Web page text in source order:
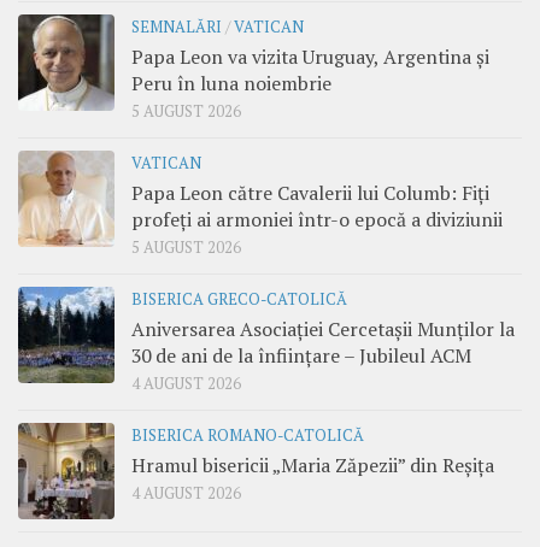
SEMNALĂRI /VATICAN
Papa Leon va vizita Uruguay, Argentina și
Peru în luna noiembrie
5 AUGUST 2026
VATICAN
Papa Leon către Cavalerii lui Columb: Fiți
profeți ai armoniei într-o epocă a diviziunii
5 AUGUST 2026
BISERICA GRECO-CATOLICĂ
Aniversarea Asociației Cercetașii Munților la
30 de ani de la înființare – Jubileul ACM
4 AUGUST 2026
BISERICA ROMANO-CATOLICĂ
Hramul bisericii „Maria Zăpezii” din Reșița
4 AUGUST 2026